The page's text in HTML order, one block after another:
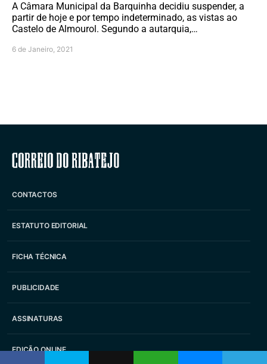
A Câmara Municipal da Barquinha decidiu suspender, a
partir de hoje e por tempo indeterminado, as vistas ao
Castelo de Almourol. Segundo a autarquia,…
6 de Janeiro, 2021
Correio do Ribatejo
CONTACTOS
ESTATUTO EDITORIAL
FICHA TÉCNICA
PUBLICIDADE
ASSINATURAS
EDIÇÃO ONLINE